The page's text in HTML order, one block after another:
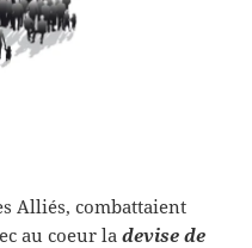
Alliés, combattaient
au coeur ladevise de